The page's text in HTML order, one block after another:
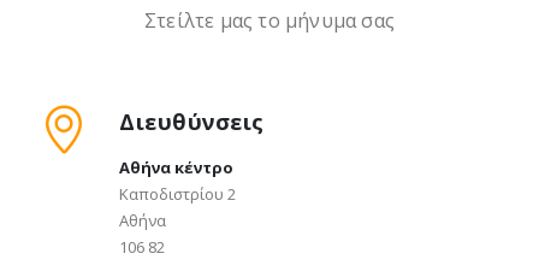
Στείλτε μας το μήνυμα σας
Διευθύνσεις
Αθήνα κέντρο
Καποδιστρίου 2
Αθήνα
106 82